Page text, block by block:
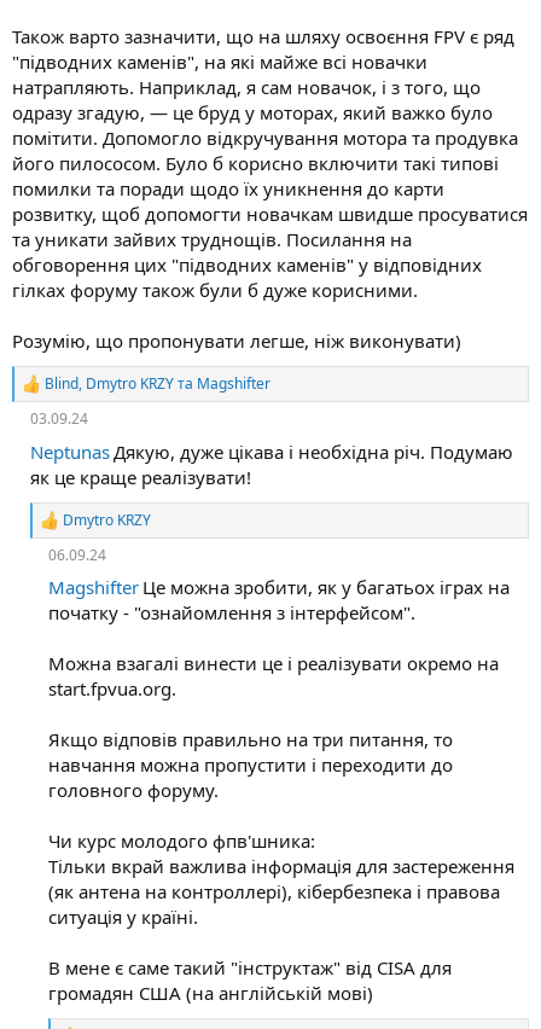
Також варто зазначити, що на шляху освоєння FPV є ряд
"підводних каменів", на які майже всі новачки
натрапляють. Наприклад, я сам новачок, і з того, що
одразу згадую, — це бруд у моторах, який важко було
помітити. Допомогло відкручування мотора та продувка
його пилососом. Було б корисно включити такі типові
помилки та поради щодо їх уникнення до карти
розвитку, щоб допомогти новачкам швидше просуватися
та уникати зайвих труднощів. Посилання на
обговорення цих "підводних каменів" у відповідних
гілках форуму також були б дуже корисними.
Розумію, що пропонувати легше, ніж виконувати)
Р
Blind, Dmytro KRZYта Magshifter
03.09.24
Neptunas Дякую, дуже цікава і необхідна річ. Подумаю
як це краще реалізувати!
Р
Dmytro KRZY
06.09.24
Magshifter Це можна зробити, як у багатьох іграх на
початку - "ознайомлення з інтерфейсом".
Можна взагалі винести це і реалізувати окремо на
start.fpvua.org.
Якщо відповів правильно на три питання, то
навчання можна пропустити і переходити до
головного форуму.
Чи курс молодого фпв'шника:
Тільки вкрай важлива інформація для застереження
(як антена на контроллері), кібербезпека і правова
ситуація у країні.
В мене є саме такий "інструктаж" від CISA для
громадян США (на англійській мові)